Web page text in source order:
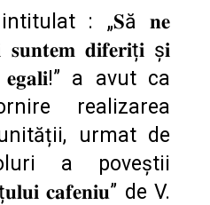
: „𝐒ă 𝐧𝐞
𝐝𝐢𝐟𝐞𝐫𝐢ț𝐢 ș𝐢
𝐞𝐠𝐚𝐥𝐢!” a avut ca
realizarea
urmat de
a poveștii
𝐜𝐚𝐟𝐞𝐧𝐢𝐮” de V.